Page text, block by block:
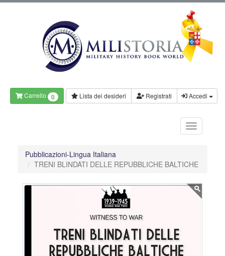
Carrello 0 Lista dei desideri Registrati Accedi
Pubblicazioni-Lingua Italiana
TRENI BLINDATI DELLE REPUBBLICHE BALTICHE